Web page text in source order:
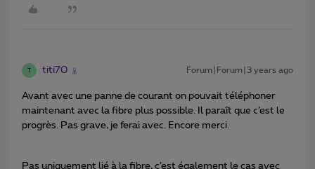
T titi70 Forum|Forum|3 years ago
Avant avec une panne de courant on pouvait téléphoner
maintenant avec la fibre plus possible. Il paraît que c’est le
progrès. Pas grave, je ferai avec. Encore merci.
Pas uniquement lié à la fibre, c’est également le cas avec